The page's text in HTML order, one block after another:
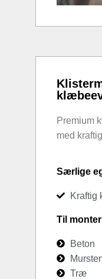
Premium
med
Særlige
Kraftig
Til
Beton
Træ